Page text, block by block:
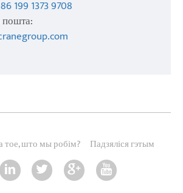
199 1373 9708
пошта:
тое, што мы робім? Падзяліся гэтым